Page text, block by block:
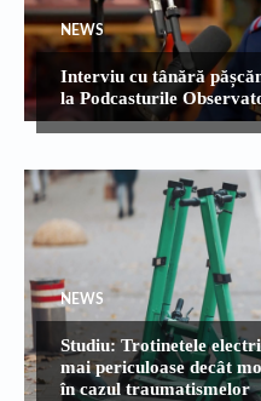
NEWS
Interviu cu tânără
la Podcasturile
NEWS
Studiu: Trotinetele
mai periculoase decât
în cazul traumatismelor